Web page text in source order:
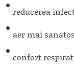
reducerea
aer mai
confort